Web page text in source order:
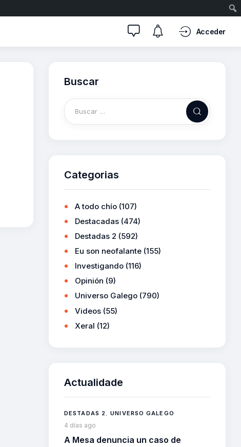
Acceder
Buscar
Categorias
A todo chío (107)
Destacadas (474)
Destadas 2 (592)
Eu son neofalante (155)
Investigando (116)
Opinión (9)
Universo Galego (790)
Videos (55)
Xeral (12)
Actualidade
DESTADAS 2 ,UNIVERSO GALEGO
4 días ago
A Mesa denuncia un caso de